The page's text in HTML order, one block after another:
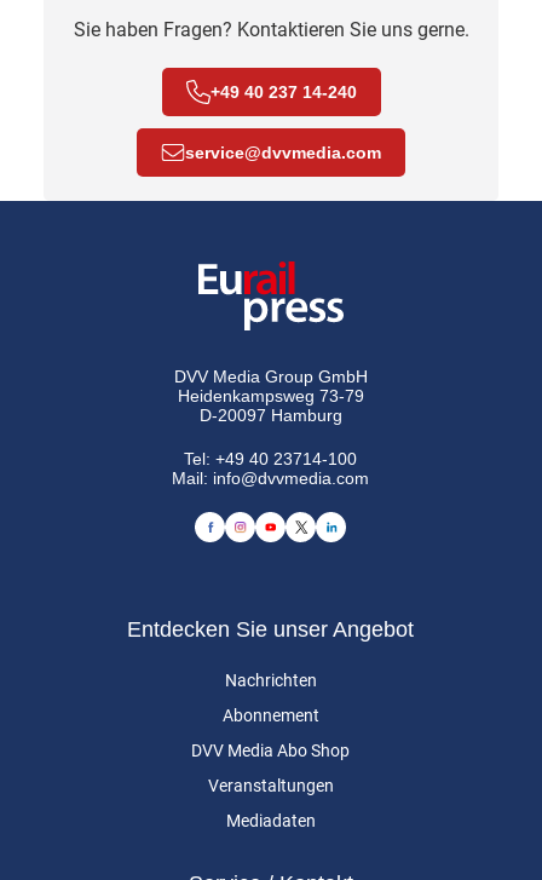
Sie haben Fragen? Kontaktieren Sie uns gerne.
+49 40 237 14-240
service@dvvmedia.com
DVV Media Group GmbH
Heidenkampsweg 73-79
D-20097 Hamburg
Tel:+49 40 23714-100
Mail: info@dvvmedia.com
Entdecken Sie unser Angebot
Nachrichten
Abonnement
DVV Media Abo Shop
Veranstaltungen
Mediadaten